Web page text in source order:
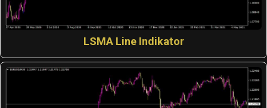
LSMA Line Indikator